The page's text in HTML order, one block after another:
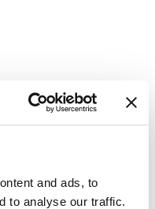
and ads, to
to analyse our traffic.